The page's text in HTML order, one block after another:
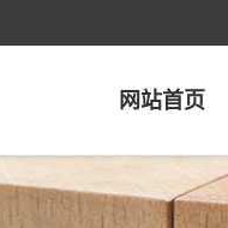
网站首页